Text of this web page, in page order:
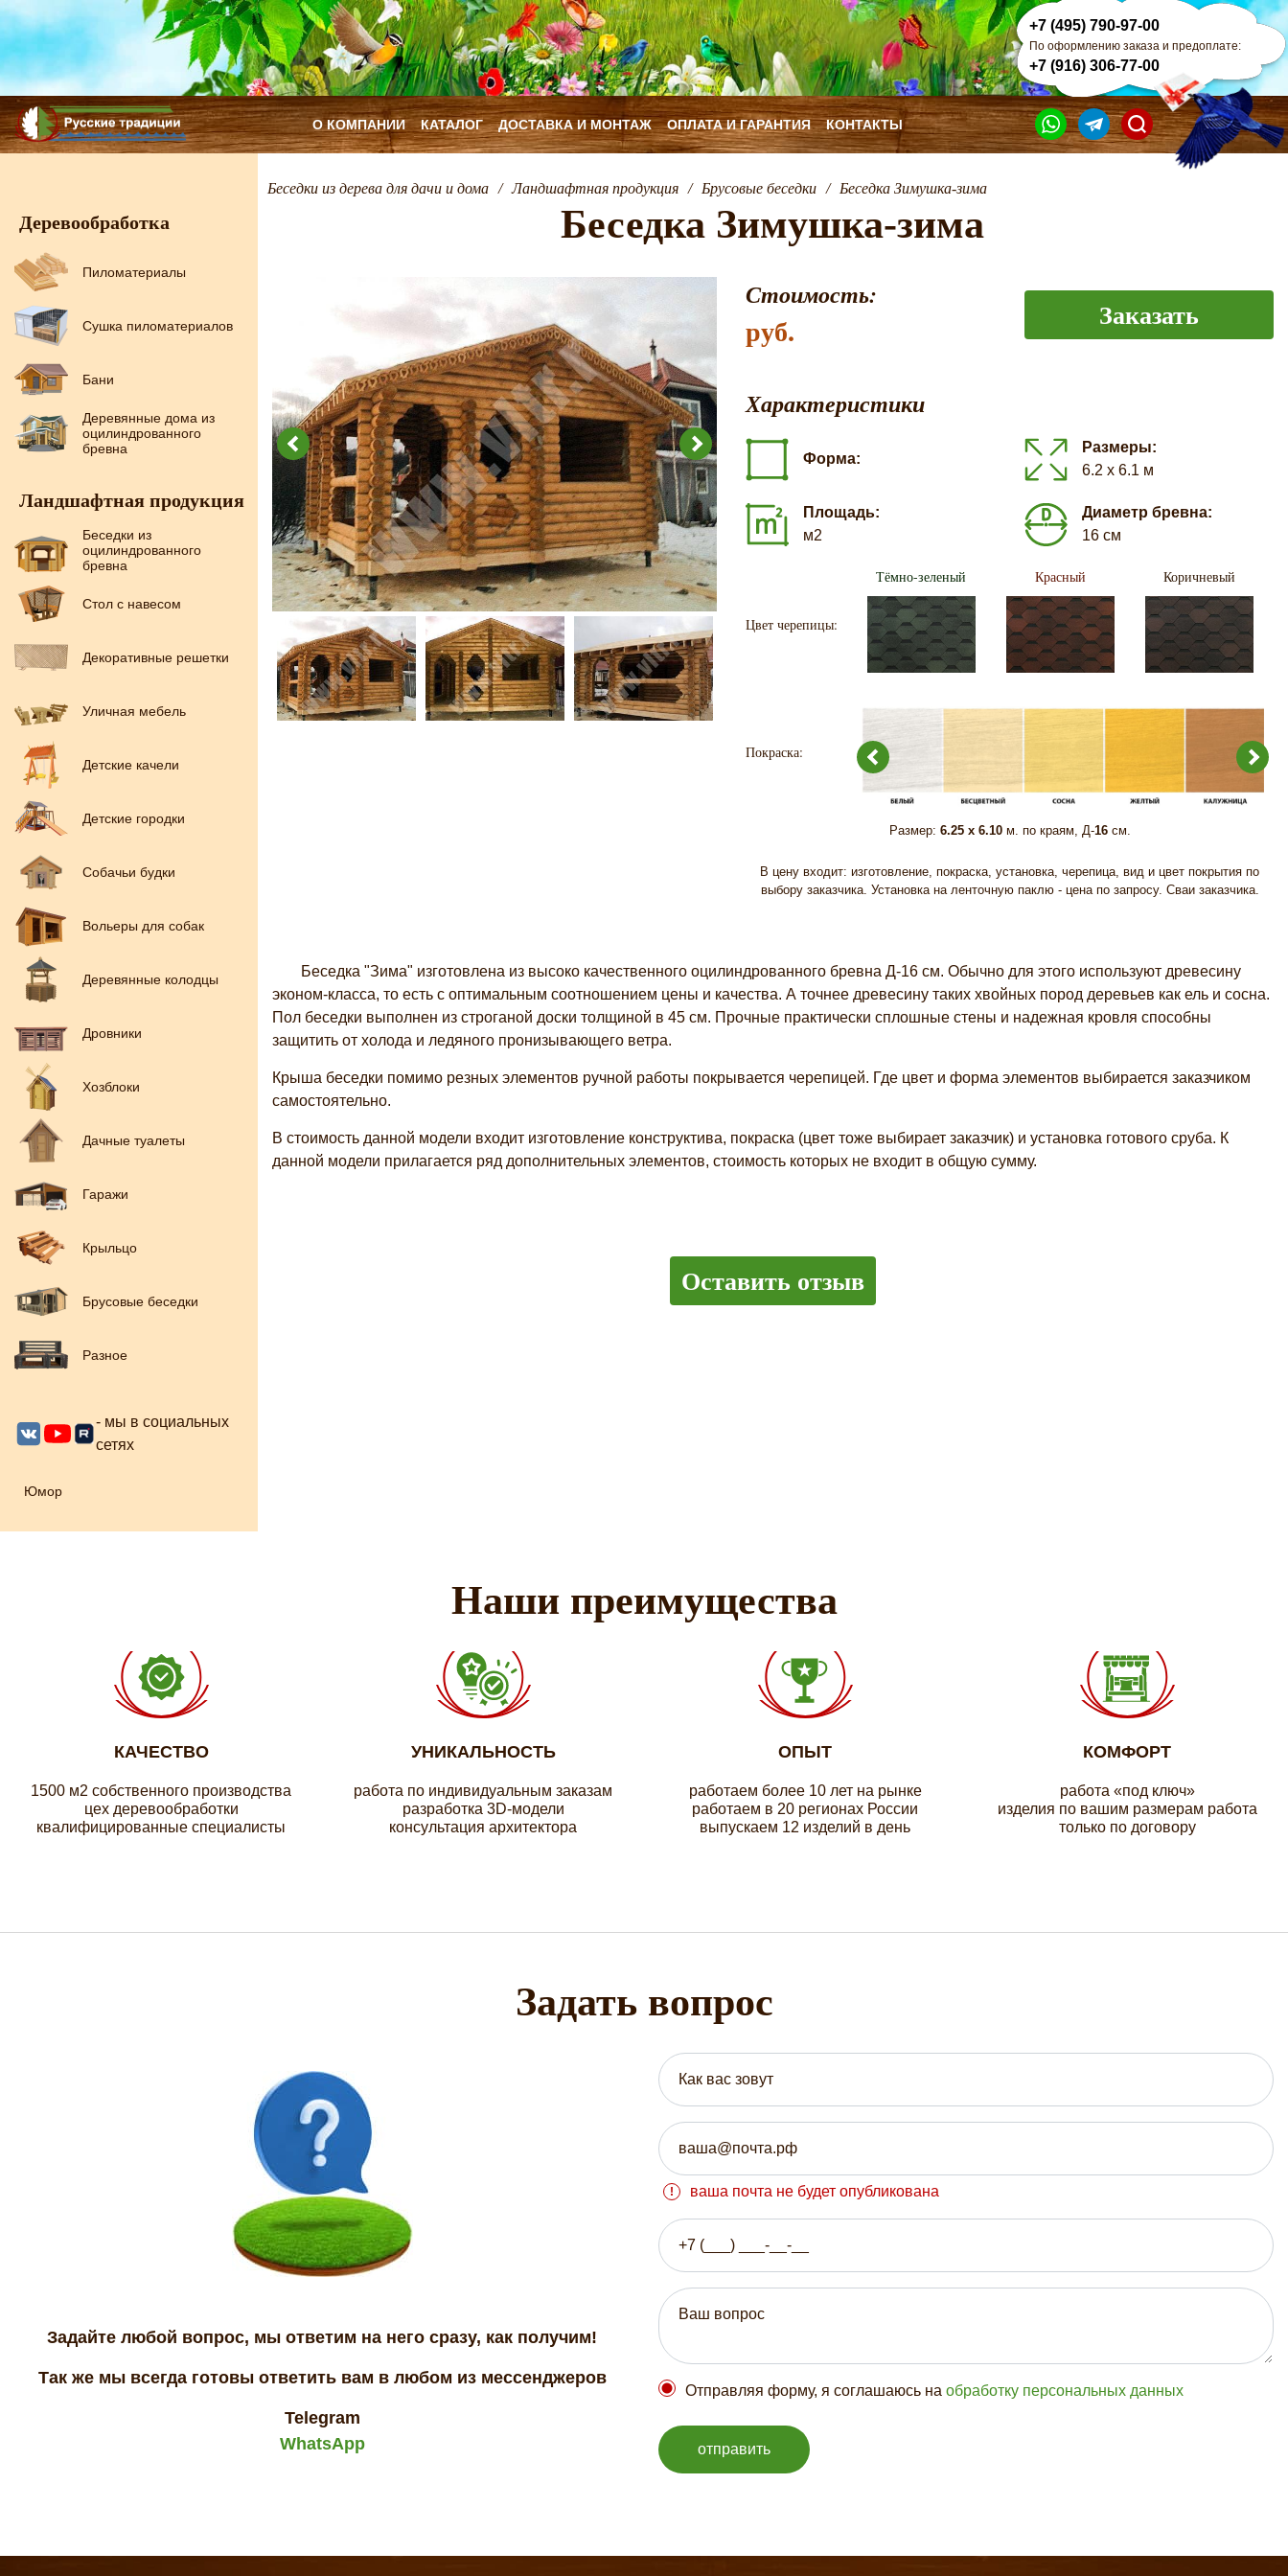
О КОМПАНИИ ДОСТАВКА И МОНТАЖ ОПЛАТА И ГАРАНТИЯ КОНТАКТЫ
КАТАЛОГ
+7 (495) 790-97-00
По оформлению заказа и предоплате:
+7 (916) 306-77-00
Деревообработка
Пиломатериалы
Сушка пиломатериалов
Бани
Деревянные дома из
оцилиндрованного
бревна
Ландшафтная продукция
Беседки из
оцилиндрованного
бревна
Стол с навесом
Декоративные решетки
Уличная мебель
Детские качели
Детские городки
Собачьи будки
Вольеры для собак
Деревянные колодцы
Дровники
Хозблоки
Дачные туалеты
Гаражи
Крыльцо
Брусовые беседки
Разное
- мы в социальных
сетях
Юмор
Беседки из дерева для дачи и дома / Ландшафтная продукция / Брусовые беседки / Беседка Зимушка-зима
Беседка Зимушка-зима
Стоимость:
руб. Заказать
Характеристики
Форма:
Размеры:
6.2 х 6.1 м
Площадь:
м2
Диаметр бревна:
16 см
Цвет черепицы:
Тёмно-зеленый Красный Коричневый
Покраска:
Размер: 6.25 х 6.10м. по краям, Д-16см.
В цену входит: изготовление, покраска, установка, черепица, вид и цвет покрытия по
выбору заказчика. Установка на ленточную паклю - цена по запросу. Сваи заказчика.
Беседка "Зима" изготовлена из высоко качественного оцилиндрованного бревна Д-16 см. Обычно для этого используют древесину
эконом-класса, то есть с оптимальным соотношением цены и качества. А точнее древесину таких хвойных пород деревьев как ель и сосна.
Пол беседки выполнен из строганой доски толщиной в 45 см. Прочные практически сплошные стены и надежная кровля способны
защитить от холода и ледяного пронизывающего ветра.
Крыша беседки помимо резных элементов ручной работы покрывается черепицей. Где цвет и форма элементов выбирается заказчиком
самостоятельно.
В стоимость данной модели входит изготовление конструктива, покраска (цвет тоже выбирает заказчик) и установка готового сруба. К
данной модели прилагается ряд дополнительных элементов, стоимость которых не входит в общую сумму.
Оставить отзыв
Наши преимущества
КАЧЕСТВО
1500 м2 собственного производства
цех деревообработки
квалифицированные специалисты
УНИКАЛЬНОСТЬ
работа по индивидуальным заказам
разработка 3D-модели
консультация архитектора
ОПЫТ
работаем более 10 лет на рынке
работаем в 20 регионах России
выпускаем 12 изделий в день
КОМФОРТ
работа «под ключ»
изделия по вашим размерам работа
только по договору
Задать вопрос
Задайте любой вопрос, мы ответим на него сразу, как получим!
Так же мы всегда готовы ответить вам в любом из мессенджеров
Telegram
WhatsApp
ваша почта не будет опубликована
Отправляя форму, я соглашаюсь на обработку персональных данных
отправить